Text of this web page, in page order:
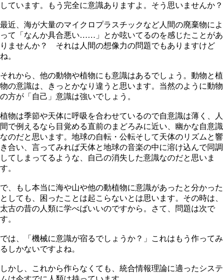
しています。もう完全に意識ありますよ。そう思いませんか？
最近、海が大量のマイクロプラスチックなど人間の廃棄物によ
って「なんか具合悪い……」とか呟いてるのを感じたことがあ
りませんか？ それは人間の想像力の問題でもありますけど
ね。
それから、他の動物や植物にも意識はあるでしょう。動物と植
物の意識は、きっとかなり違うと思います。当然のように動物
の方が「自己」意識は強いでしょう。
植物は季節や天体に呼吸を合わせているので自意識は薄く、人
間で例えるなら目覚める直前のまどろみに近い、幽かな自意識
なのだと思います。地球の自転・公転そして天体のリズムと響
き合い、言ってみれば天体と地球の音楽の中に溶け込んで同調
してしまってるような、自己の消失した意識なのだと思いま
す。
で、もし本当に海や山や他の動植物に意識があったと分かった
としても、困ったことは起こらないとは思います。その時は、
太古の昔の人類に学べばいいのですから。さて、問題は次で
す。
では、「機械に意識が宿るでしょうか？」これはもう作ってみ
るしかないですよね。
しかし、これから作らなくても、統合情報理論に適ったシステ